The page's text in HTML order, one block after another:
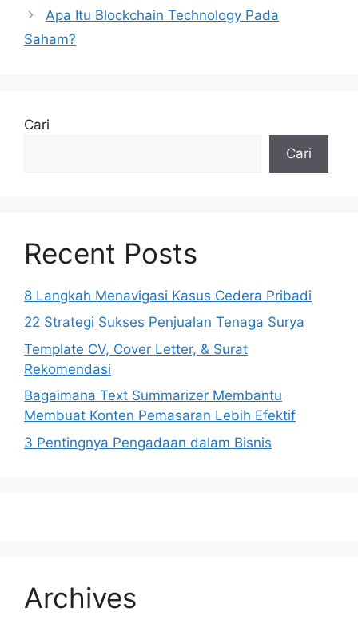
Apa Itu Blockchain Technology Pada
Saham?
Cari
Cari
Recent Posts
8 Langkah Menavigasi Kasus Cedera Pribadi
22 Strategi Sukses Penjualan Tenaga Surya
Template CV, Cover Letter, & Surat
Rekomendasi
Bagaimana Text Summarizer Membantu
Membuat Konten Pemasaran Lebih Efektif
3 Pentingnya Pengadaan dalam Bisnis
Archives